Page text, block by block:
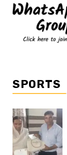
SPORTS